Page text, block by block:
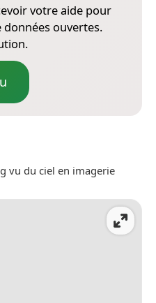
votre aide pour
ouvertes.
vu du ciel en imagerie